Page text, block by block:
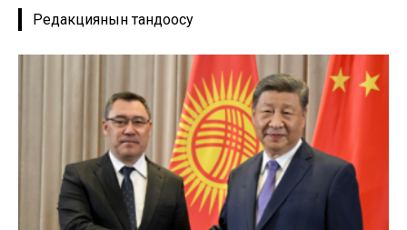
Редакциянын тандоосу